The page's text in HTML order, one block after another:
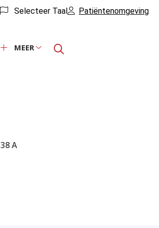
Selecteer Taal Patiëntenomgeving
MEER
38 A